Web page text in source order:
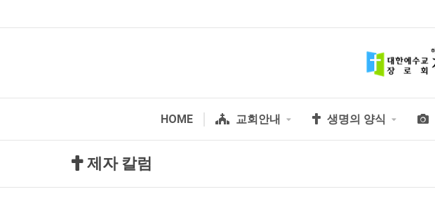
HOME 교회안내 생명의 양식
제자 칼럼